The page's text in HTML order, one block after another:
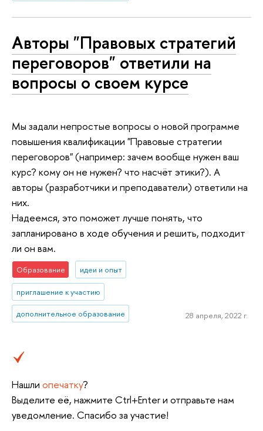
Авторы "Правовых стратегий
переговоров" ответили на
вопросы о своем курсе
Мы задали непростые вопросы о новой программе
повышения квалификации "Правовые стратегии
переговоров" (например: зачем вообще нужен ваш
курс? кому он не нужен? что насчёт этики?). А
авторы (разработчики и преподаватели) ответили на
них.
Надеемся, это поможет лучше понять, что
запланировано в ходе обучения и решить, подходит
ли он вам.
Образование идеи и опыт
приглашение к участию
дополнительное образование 28 апреля, 2022 г.
Нашли опечатку?
Выделите её, нажмите Ctrl+Enter и отправьте нам
уведомление. Спасибо за участие!